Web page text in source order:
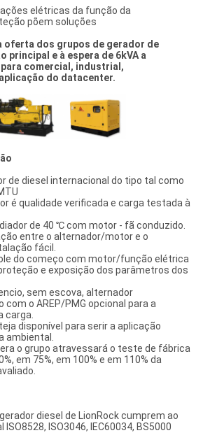
elétricas da função da
põem soluções
oferta dos grupos de gerador de
principal e à espera de 6kVA a
comercial, industrial,
do datacenter.
de diesel internacional do tipo tal como
é qualidade verificada e carga testada à
de 40 ℃ com motor - fã conduzido.
entre o alternador/motor e o
fácil.
do começo com motor/função elétrica
e exposição dos parâmetros dos
sem escova, alternador
o AREP/PMG opcional para a
carga.
disponível para serir a aplicação
ambiental.
o grupo atravessará o teste de fábrica
em 75%, em 100% e em 110% da
diesel de LionRock cumprem ao
ISO3046, IEC60034, BS5000